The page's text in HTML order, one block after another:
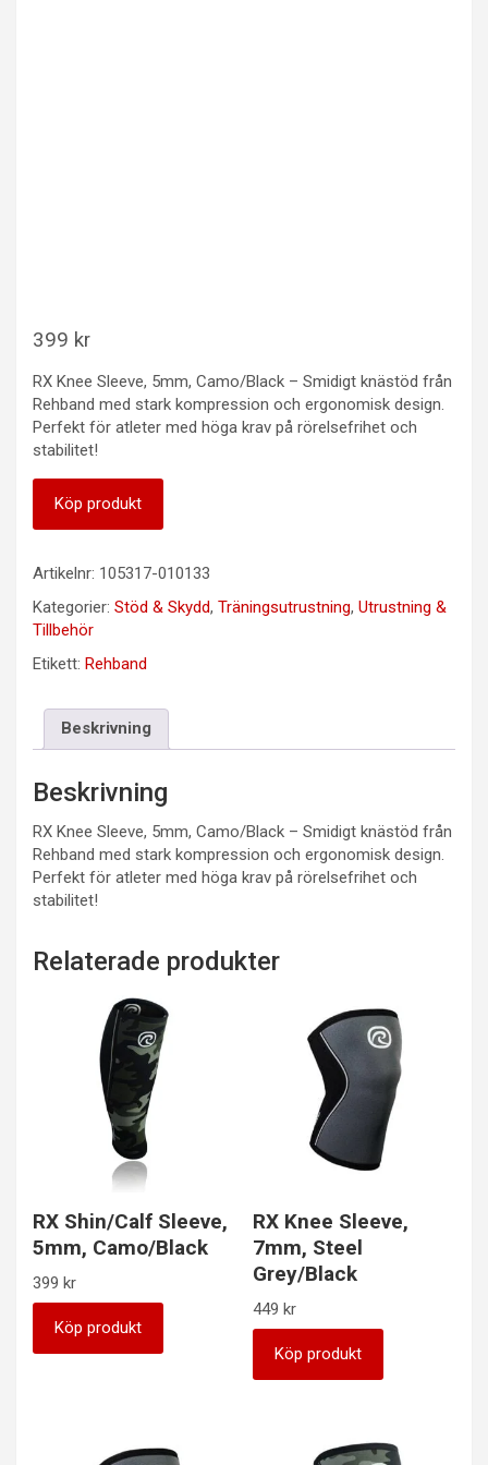
399 kr
RX Knee Sleeve, 5mm, Camo/Black – Smidigt knästöd från
Rehband med stark kompression och ergonomisk design.
Perfekt för atleter med höga krav på rörelsefrihet och
stabilitet!
Köp produkt
Artikelnr: 105317-010133
Kategorier: Stöd & Skydd, Träningsutrustning, Utrustning &
Tillbehör
Etikett: Rehband
Beskrivning
Beskrivning
RX Knee Sleeve, 5mm, Camo/Black – Smidigt knästöd från
Rehband med stark kompression och ergonomisk design.
Perfekt för atleter med höga krav på rörelsefrihet och
stabilitet!
Relaterade produkter
RX Shin/Calf Sleeve,
5mm, Camo/Black
399 kr
Köp produkt
RX Knee Sleeve,
7mm, Steel
Grey/Black
449 kr
Köp produkt